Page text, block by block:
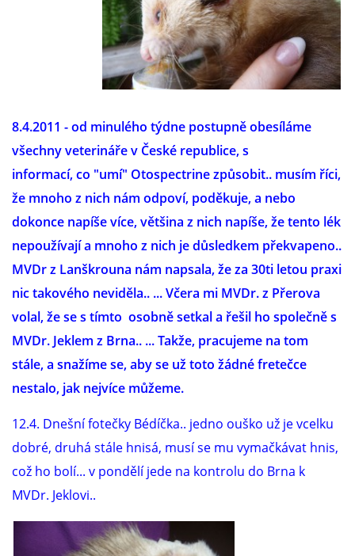
8.4.2011 - od minulého týdne postupně obesíláme
všechny veterináře v České republice, s
informací, co "umí" Otospectrine způsobit.. musím říci,
že mnoho z nich nám odpoví, poděkuje, a nebo
dokonce napíše více, většina z nich napíše, že tento lék
nepoužívají a mnoho z nich je důsledkem překvapeno..
MVDr z Lanškrouna nám napsala, že za 30ti letou praxi
nic takového neviděla.. ... Včera mi MVDr. z Přerova
volal, že se s tímto osobně setkal a řešil ho společně s
MVDr. Jeklem z Brna.. ... Takže, pracujeme na tom
stále, a snažíme se, aby se už toto žádné fretečce
nestalo, jak nejvíce můžeme.
12.4. Dnešní fotečky Bédíčka.. jedno ouško už je vcelku
dobré, druhá stále hnisá, musí se mu vymačkávat hnis,
což ho bolí... v pondělí jede na kontrolu do Brna k
MVDr. Jeklovi..